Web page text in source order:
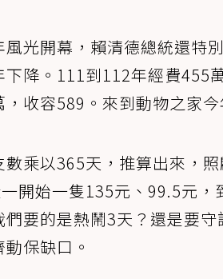
光開幕，賴清德總統還特
降。111到112年經費455
收容589。來到動物之家
乘以365天，推算出來，
開始一隻135元、99.5元
們要的是熱鬧3天？還是要
保缺口。